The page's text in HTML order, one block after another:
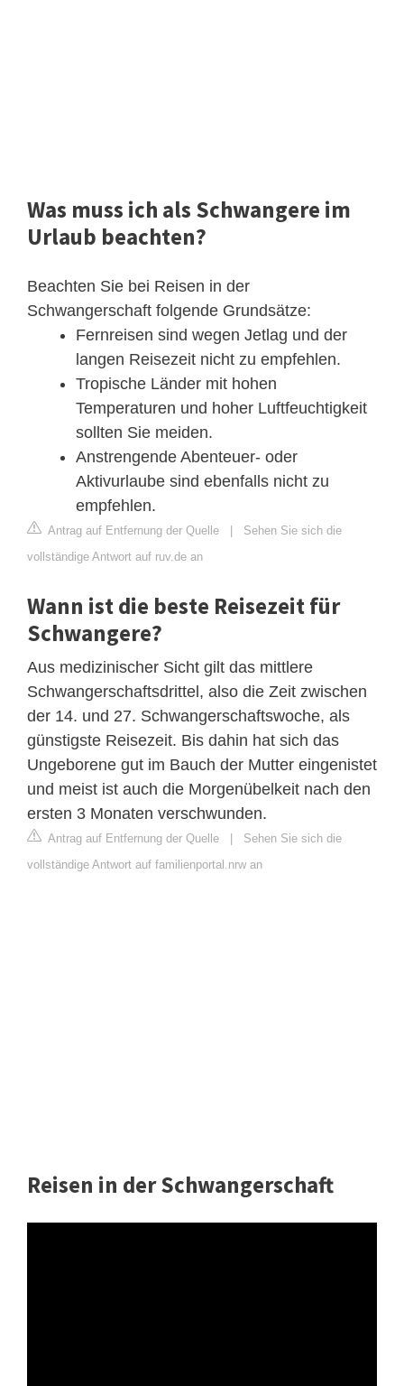
Was muss ich als Schwangere im
Urlaub beachten?
Beachten Sie bei Reisen in der
Schwangerschaft folgende Grundsätze:
Fernreisen sind wegen Jetlag und der
langen Reisezeit nicht zu empfehlen.
Tropische Länder mit hohen
Temperaturen und hoher Luftfeuchtigkeit
sollten Sie meiden.
Anstrengende Abenteuer- oder
Aktivurlaube sind ebenfalls nicht zu
empfehlen.
Antrag auf Entfernung der Quelle
Sehen Sie sich die
vollständige Antwort auf ruv.de an
Wann ist die beste Reisezeit für
Schwangere?
Aus medizinischer Sicht gilt das mittlere
Schwangerschaftsdrittel, also die Zeit zwischen
der 14. und 27. Schwangerschaftswoche, als
günstigste Reisezeit. Bis dahin hat sich das
Ungeborene gut im Bauch der Mutter eingenistet
und meist ist auch die Morgenübelkeit nach den
ersten 3 Monaten verschwunden.
Antrag auf Entfernung der Quelle
Sehen Sie sich die
vollständige Antwort auf familienportal.nrw an
Reisen in der Schwangerschaft